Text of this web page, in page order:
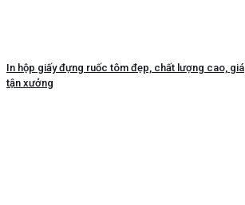
In hộp giấy đựng ruốc tôm đẹp, chất lượng cao, giá
tận xưởng